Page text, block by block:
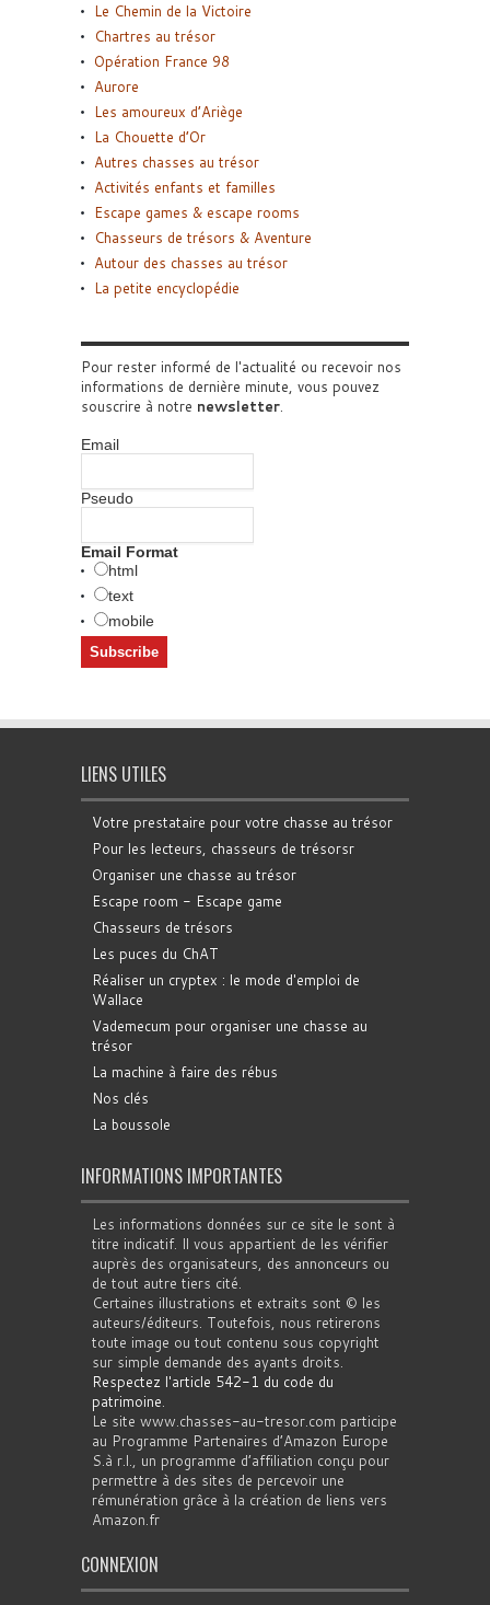
Le Chemin de la Victoire
Chartres au trésor
Opération France 98
Aurore
Les amoureux d’Ariège
La Chouette d’Or
Autres chasses au trésor
Activités enfants et familles
Escape games & escape rooms
Chasseurs de trésors & Aventure
Autour des chasses au trésor
La petite encyclopédie
Pour rester informé de l'actualité ou recevoir nos
informations de dernière minute, vous pouvez
souscrire à notre newsletter.
Email
Pseudo
Email Format
html
text
mobile
LIENS UTILES
Votre prestataire pour votre chasse au trésor
Pour les lecteurs, chasseurs de trésorsr
Organiser une chasse au trésor
Escape room - Escape game
Chasseurs de trésors
Les puces du ChAT
Réaliser un cryptex : le mode d'emploi de
Wallace
Vademecum pour organiser une chasse au
trésor
La machine à faire des rébus
Nos clés
La boussole
INFORMATIONS IMPORTANTES
Les informations données sur ce site le sont à
titre indicatif. Il vous appartient de les vérifier
auprès des organisateurs, des annonceurs ou
de tout autre tiers cité.
Certaines illustrations et extraits sont © les
auteurs/éditeurs. Toutefois, nous retirerons
toute image ou tout contenu sous copyright
sur simple demande des ayants droits.
Respectez l'article 542-1 du code du
patrimoine.
Le site www.chasses-au-tresor.com participe
au Programme Partenaires d’Amazon Europe
S.à r.l., un programme d’affiliation conçu pour
permettre à des sites de percevoir une
rémunération grâce à la création de liens vers
Amazon.fr
CONNEXION